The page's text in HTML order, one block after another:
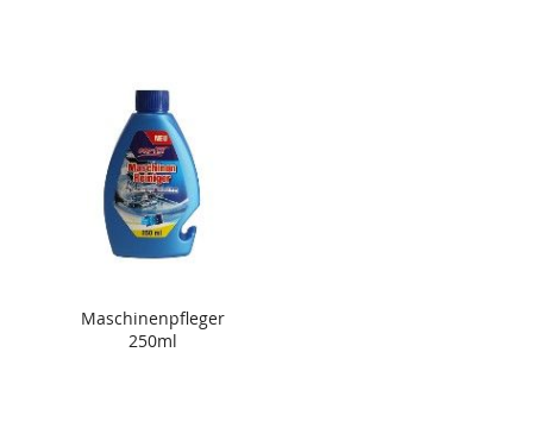
Maschinenpfleger
250ml